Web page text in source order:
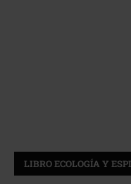
LIBRO ECOLOGÍA Y